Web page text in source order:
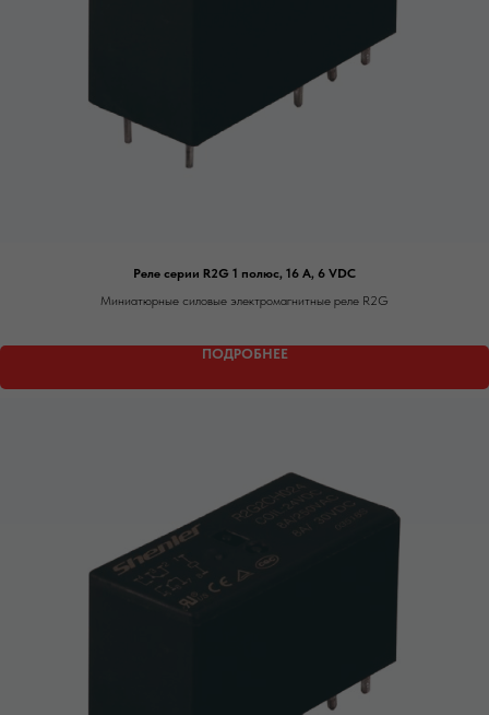
Реле серии R2G 1 полюс, 16 А, 6 VDC
Миниатюрные силовые электромагнитные реле R2G
ПОДРОБНЕЕ